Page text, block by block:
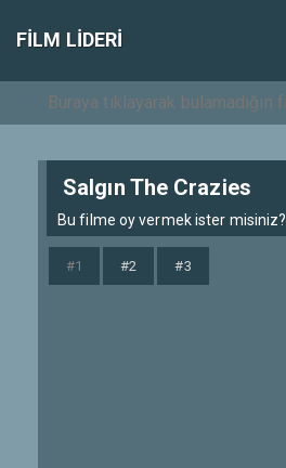
FILM LIDERI
Salgın The Crazies
Bu filme oy vermek ister misiniz?
#1 #2 #3